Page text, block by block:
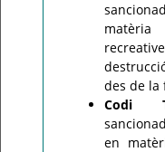
matèria
des de la
Codi
en